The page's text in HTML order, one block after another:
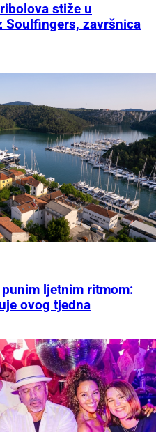
stiže u
Soulfingers, završnica
ljetnim ritmom:
ovog tjedna